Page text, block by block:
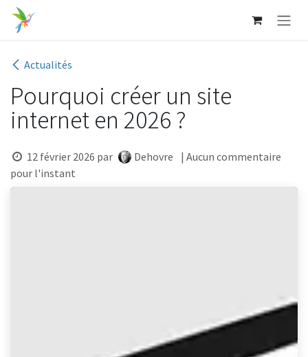
Se rendre au contenu
Actualités
Pourquoi créer un site
internet en 2026 ?
12 février 2026 par Dehovre
| Aucun commentaire
pour l'instant